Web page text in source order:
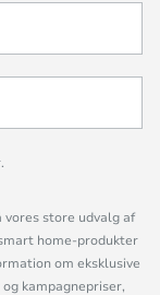
vores store udvalg af
home-produkter
om eksklusive
kampagnepriser,